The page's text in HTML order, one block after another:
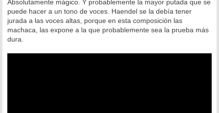
Absolutamente mágico. Y probablemente la mayor putada que se
puede hacer a un tono de voces. Haendel se la debía tener
jurada a las voces altas, porque en esta composición las
machaca, las expone a la que probablemente sea la prueba más
dura.